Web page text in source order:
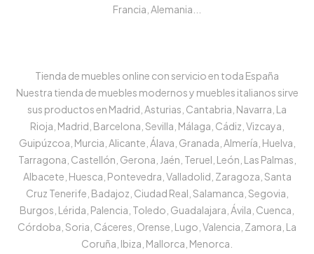
Francia, Alemania...
Tienda de muebles online con servicio en toda España
Nuestra tienda de muebles modernos y muebles italianos sirve
sus productos en Madrid, Asturias, Cantabria, Navarra, La
Rioja, Madrid, Barcelona, Sevilla, Málaga, Cádiz, Vizcaya,
Guipúzcoa, Murcia, Alicante, Álava, Granada, Almería, Huelva,
Tarragona, Castellón, Gerona, Jaén, Teruel, León, Las Palmas,
Albacete, Huesca, Pontevedra, Valladolid, Zaragoza, Santa
Cruz Tenerife, Badajoz, Ciudad Real, Salamanca, Segovia,
Burgos, Lérida, Palencia, Toledo, Guadalajara, Ávila, Cuenca,
Córdoba, Soria, Cáceres, Orense, Lugo, Valencia, Zamora, La
Coruña, Ibiza, Mallorca, Menorca.